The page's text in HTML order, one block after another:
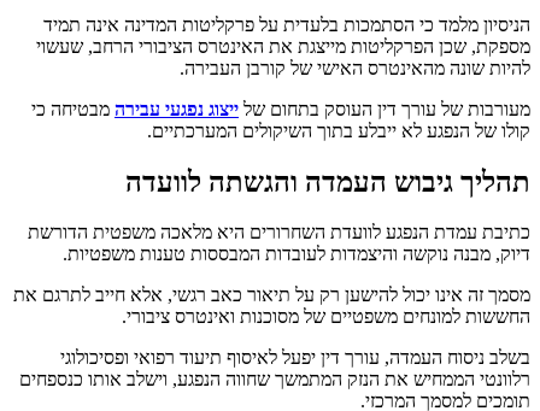
הניסיון מלמד כי הסתמכות בלעדית על פרקליטות המדינה אינה תמיד
מספקת, שכן הפרקליטות מייצגת את האינטרס הציבורי הרחב, שעשוי
להיות שונה מהאינטרס האישי של קורבן העבירה.
מעורבות של עורך דין העוסק בתחום של ייצוג נפגעי עבירה מבטיחה כי
קולו של הנפגע לא ייבלע בתוך השיקולים המערכתיים.
תהליך גיבוש העמדה והגשתה לוועדה
כתיבת עמדת הנפגע לוועדת השחרורים היא מלאכה משפטית הדורשת
דיוק, מבנה נוקשה והיצמדות לעובדות המבססות טענות משפטיות.
מסמך זה אינו יכול להישען רק על תיאור כאב רגשי, אלא חייב לתרגם את
החששות למונחים משפטיים של מסוכנות ואינטרס ציבורי.
בשלב ניסוח העמדה, עורך דין יפעל לאיסוף תיעוד רפואי ופסיכולוגי
רלוונטי הממחיש את הנזק המתמשך שחווה הנפגע, וישלב אותו כנספחים
תומכים למסמך המרכזי.